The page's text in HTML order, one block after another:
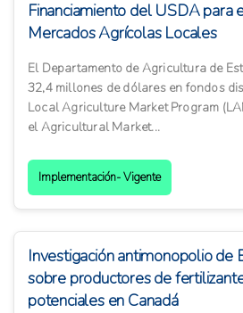
Financiamiento del USDA para
Mercados Agrícolas Locales
El Departamento de Agricultura de
32,4 millones de dólares en fondos
Local Agriculture Market Program
el Agricultural Market...
Implementación- Vigente
Investigación antimonopolio de
sobre productores de
potenciales en Canadá